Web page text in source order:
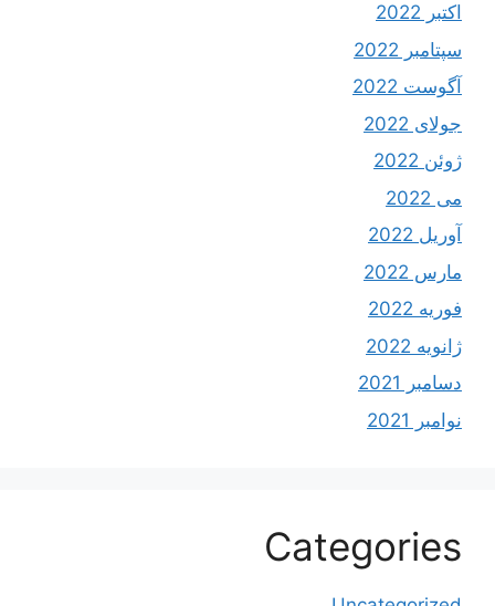
اکتبر 2022
سپتامبر 2022
آگوست 2022
جولای 2022
ژوئن 2022
می 2022
آوریل 2022
مارس 2022
فوریه 2022
ژانویه 2022
دسامبر 2021
نوامبر 2021
Categories